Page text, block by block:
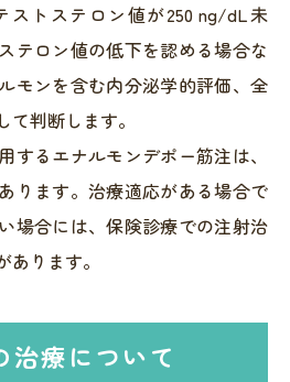
ストステロン値が250 ng/dL未
テロン値の低下を認める場合な
モンを含む内分泌学的評価、全
判断します。
するエナルモンデポー筋注は、
ります。治療適応がある場合で
場合には、保険診療での注射治
ります。
治療について